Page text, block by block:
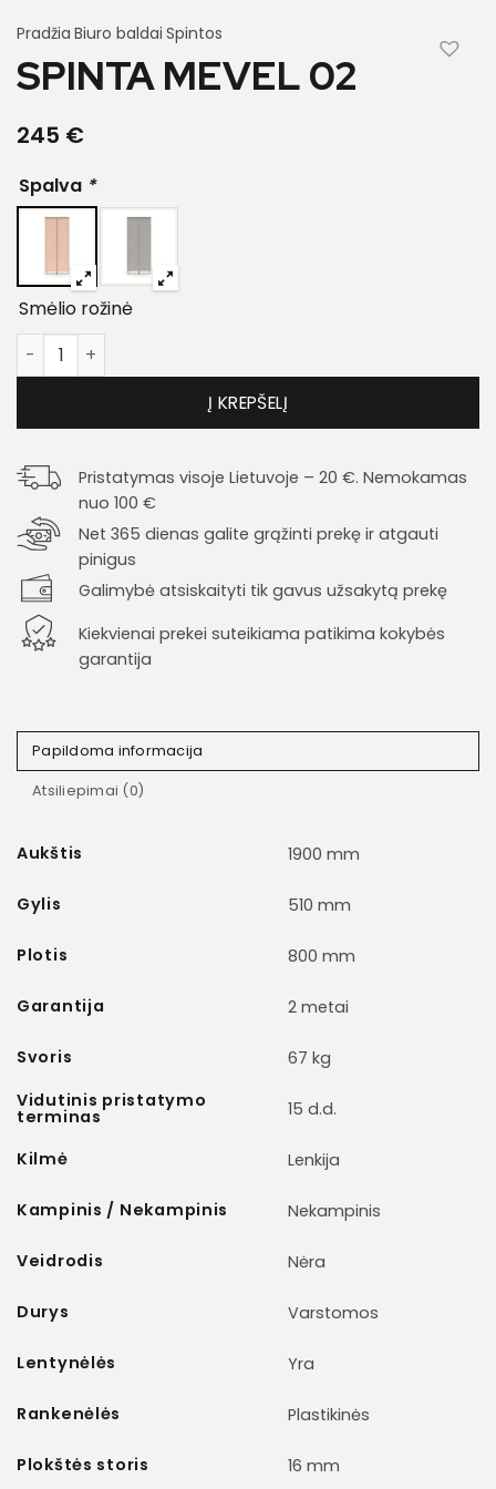
Pradžia Biuro baldai Spintos
SPINTA MEVEL 02
245 €
Spalva *
Smėlio rožinė
produkto kiekis: Spinta Mevel 02
Į KREPŠELĮ
Pristatymas visoje Lietuvoje – 20 €. Nemokamas
nuo 100 €
Net 365 dienas galite grąžinti prekę ir atgauti
pinigus
Galimybė atsiskaityti tik gavus užsakytą prekę
Kiekvienai prekei suteikiama patikima kokybės
garantija
Papildoma informacija
Atsiliepimai (0)
Aukštis 1900 mm
Gylis 510 mm
Plotis 800 mm
Garantija 2 metai
Svoris
67 kg
Vidutinis pristatymo
terminas 15 d.d.
Kilmė Lenkija
Kampinis / Nekampinis Nekampinis
Veidrodis Nėra
Durys Varstomos
Lentynėlės Yra
Rankenėlės Plastikinės
Plokštės storis 16 mm